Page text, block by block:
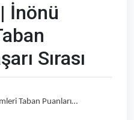
İnönü
Sırası
Taban Puanları…